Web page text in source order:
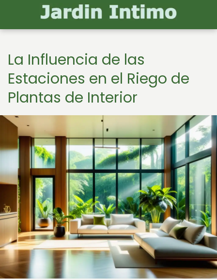
La Influencia de las
Estaciones en el Riego de
Plantas de Interior